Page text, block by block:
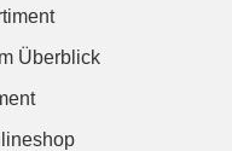
Überblick